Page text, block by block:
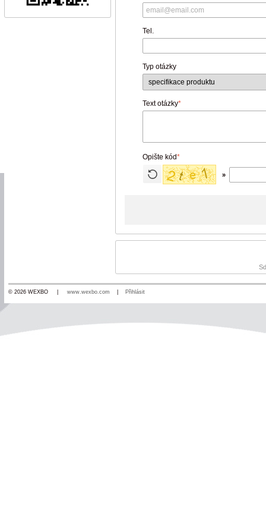
Tel.
Typ otázky
Text otázky*
Opište kód*
»
© 2026 WEXBO | www.wexbo.com Přihlásit